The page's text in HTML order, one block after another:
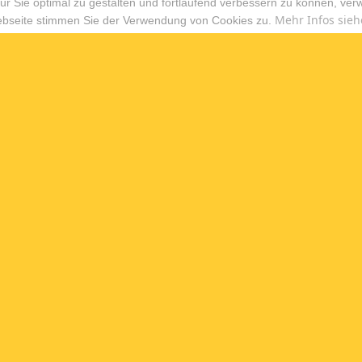
stimmen Sie der Verwendung von Cookies zu. Mehr Infos